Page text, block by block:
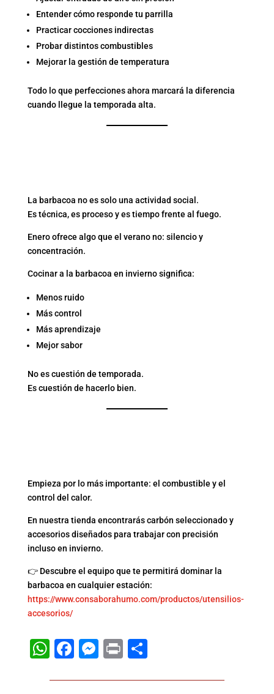
Entender cómo responde tu parrilla
Practicar cocciones indirectas
Probar distintos combustibles
Mejorar la gestión de temperatura
Todo lo que perfecciones ahora marcará la diferencia
cuando llegue la temporada alta.
La barbacoa no es solo una actividad social.
Es técnica, es proceso y es tiempo frente al fuego.
Enero ofrece algo que el verano no: silencio y
concentración.
Cocinar a la barbacoa en invierno significa:
Menos ruido
Más control
Más aprendizaje
Mejor sabor
No es cuestión de temporada.
Es cuestión de hacerlo bien.
Empieza por lo más importante: el combustible y el
control del calor.
En nuestra tienda encontrarás carbón seleccionado y
accesorios diseñados para trabajar con precisión
incluso en invierno.
👉 Descubre el equipo que te permitirá dominar la
barbacoa en cualquier estación:
https://www.consaborahumo.com/productos/utensilios-
accesorios/
WhatsApp
Facebook
Messenger
Print